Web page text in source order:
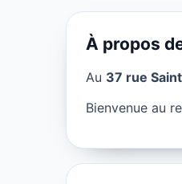
Les
À propos
Au 37 rue
Bienvenue au